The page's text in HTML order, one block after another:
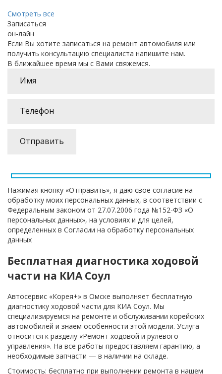
Смотреть все
Записаться
он-лайн
Если Вы хотите записаться на ремонт автомобиля или
получить консультацию специалиста напишите нам.
В ближайшее время мы с Вами свяжемся.
Нажимая кнопку «Отправить», я даю свое согласие на
обработку моих персональных данных, в соответствии с
Федеральным законом от 27.07.2006 года №152-ФЗ «О
персональных данных», на условиях и для целей,
определенных в Согласии на обработку персональных
данных
Бесплатная диагностика ходовой
части на КИА Соул
Автосервис «Корея+» в Омске выполняет бесплатную
диагностику ходовой части для КИА Соул. Мы
специализируемся на ремонте и обслуживании корейских
автомобилей и знаем особенности этой модели. Услуга
относится к разделу «Ремонт ходовой и рулевого
управления». На все работы предоставляем гарантию, а
необходимые запчасти — в наличии на складе.
Стоимость: бесплатно при выполнении ремонта в нашем